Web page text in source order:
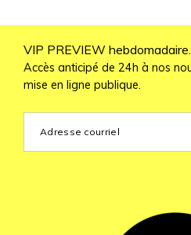
VIP PREVIEW hebdomadaire.
Accès anticipé de 24h à nos
mise en ligne publique.